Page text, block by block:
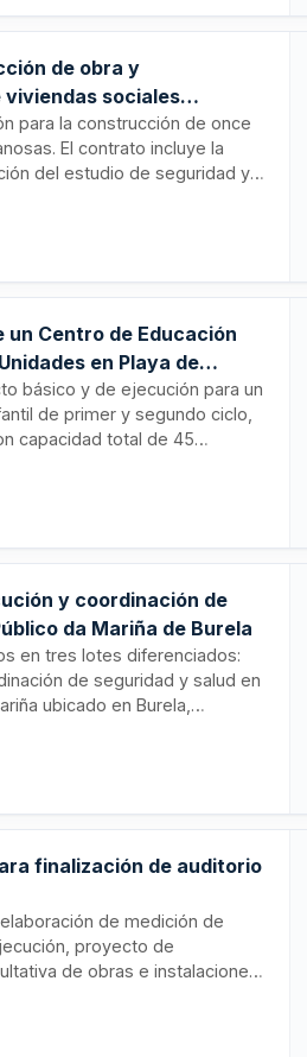
de obra y
sociales
para la construcción de once
El contrato incluye la
del estudio de seguridad y
ejecutado por una empresa
durante los últimos cinco
un Centro de Educación
en Playa de
básico y de ejecución para un
de primer y segundo ciclo,
capacidad total de 45
de residuos de construcción y
normativa de contratación
y coordinación de
da Mariña de Burela
en tres lotes diferenciados:
de seguridad y salud en
ubicado en Burela,
de mejora y expansión de las
técnica, ejecución y
finalización de auditorio
de medición de
proyecto de
de obras e instalaciones
de Xàbia licita estos
criterio de mejor relación